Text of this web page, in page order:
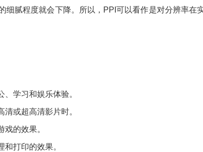
腻程度就会下降。所以，PPI可以看作是对分辨率在
学习和娱乐体验。
或超高清影片时。
的效果。
打印的效果。